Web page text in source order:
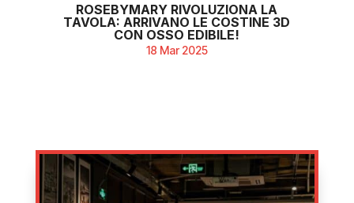
ROSEBYMARY RIVOLUZIONA LA
TAVOLA: ARRIVANO LE COSTINE 3D
CON OSSO EDIBILE!
18 Mar 2025